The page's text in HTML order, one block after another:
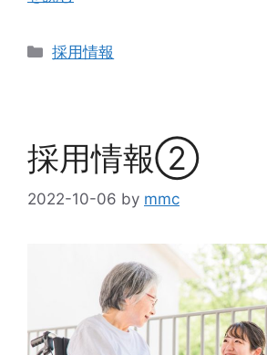
採用情報
採用情報②
2022-10-06 by mmc